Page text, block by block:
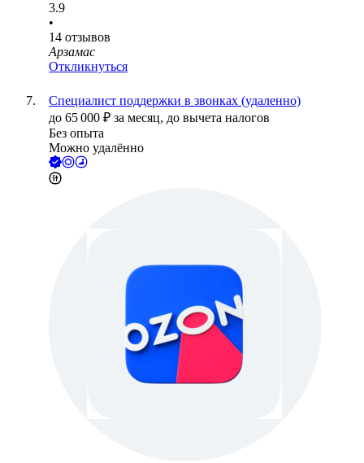
3.9
•
14 отзывов
Арзамас
Откликнуться
Специалист поддержки в звонках (удаленно)
до 65 000 ₽ за месяц, до вычета налогов
Без опыта
Можно удалённо